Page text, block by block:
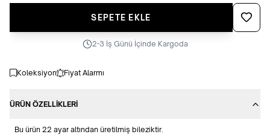
SEPETE EKLE
2-3 İş Günü İçinde Kargoda
Koleksiyon Fiyat Alarmı
ÜRÜN ÖZELLIKLERI
Bu ürün 22 ayar altından üretilmiş bileziktir.